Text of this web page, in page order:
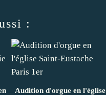
:
Audition d'orgue en l'église